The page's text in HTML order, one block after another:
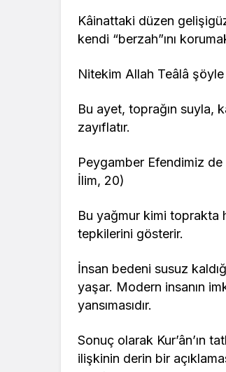
Kâinattaki düzen
kendi “berzah”ını
Nitekim Allah Teâlâ
Bu ayet, toprağın suyla,
zayıflatır.
Peygamber Efendimiz
İlim, 20)
Bu yağmur kimi toprakta
tepkilerini gösterir.
İnsan bedeni susuz
yaşar. Modern insanın
yansımasıdır.
Sonuç olarak Kur’ân’ın
ilişkinin derin bir